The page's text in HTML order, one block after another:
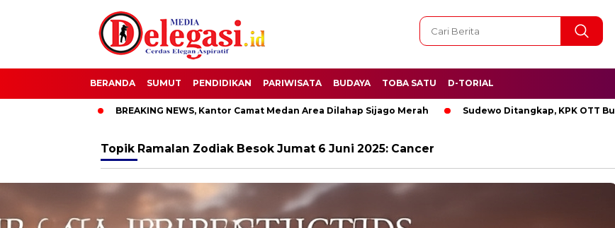
BERANDA SUMUT PENDIDIKAN PARIWISATA BUDAYA TOBA SATU D-TORIAL
BREAKING NEWS, Kantor Camat Medan Area Dilahap Sijago Merah Sudewo Ditangkap, KPK OTT Bupati Pati
Topik Ramalan Zodiak Besok Jumat 6 Juni 2025: Cancer